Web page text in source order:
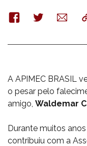
FacebookTwitterE-
mail
A APIMEC BRASIL
o pesar pelo
amigo, Waldemar
Durante muitos
contribuiu com a